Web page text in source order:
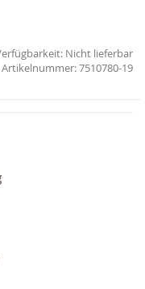
Nicht lieferbar
7510780-19